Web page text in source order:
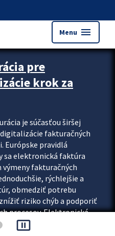
Menu menu
pre
krok za
je súčasťou širšej
fakturačných
Európske pravidlá
sa elektronická faktúra
fakturačných
rýchlejšie a
obmedziť potrebu
riziko chýb a podporiť
procesov. Elektronická
pause_presentation